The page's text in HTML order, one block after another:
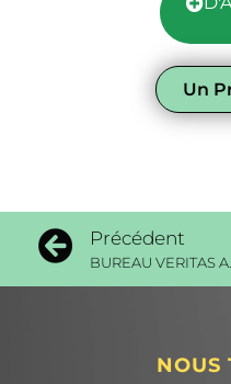
Un
Précédent
NOUS